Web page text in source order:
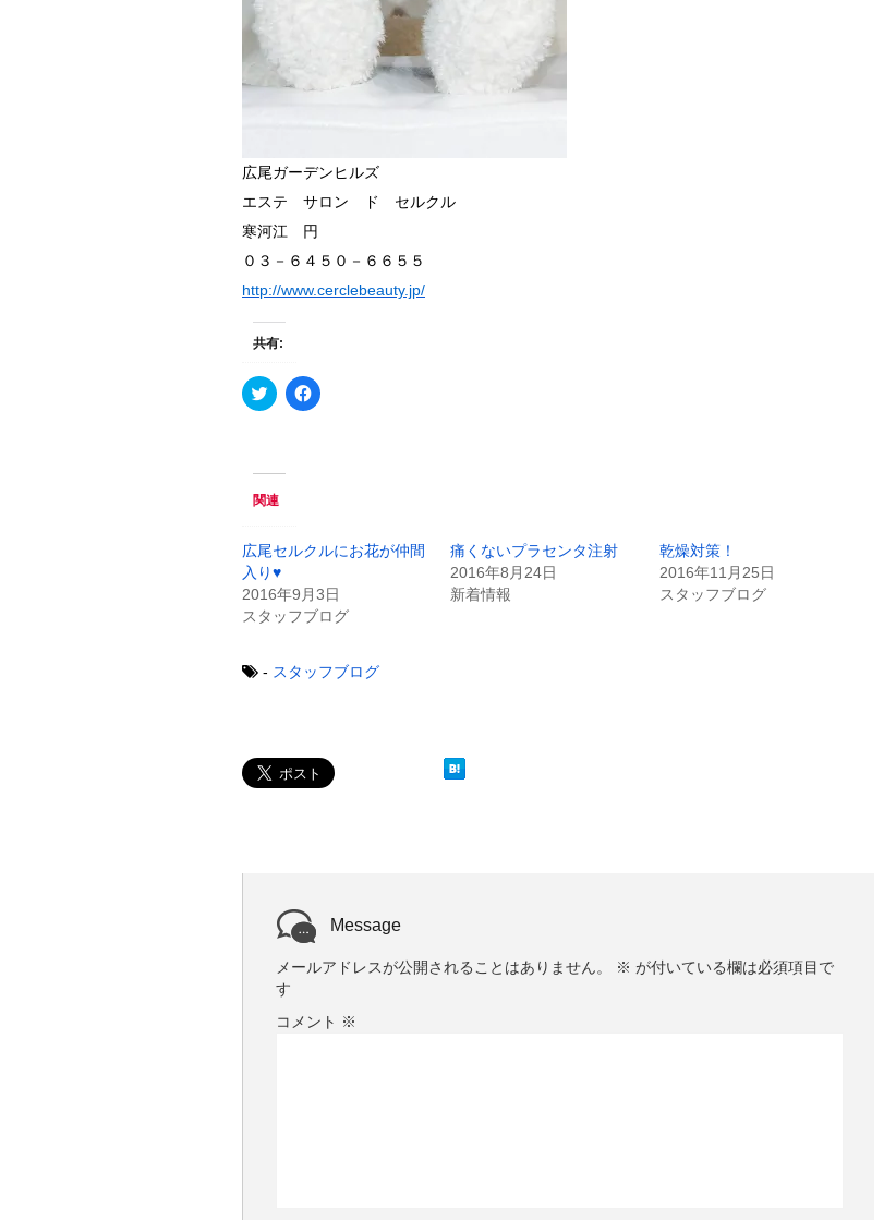
広尾ガーデンヒルズ
エステ サロン ド セルクル
寒河江 円
０３－６４５０－６６５５
http://www.cerclebeauty.jp/
共有:
ク
リ
T
w
i
e
r
で
共
有
(
ウ
開
き
ま
F
a
す
る
は
ク
リ
て
新
し
い
す
)
関連
広尾セルクルにお花が仲間
入り♥
2016年9月3日
スタッフブログ
痛くないプラセンタ注射
2016年8月24日
新着情報
乾燥対策！
2016年11月25日
スタッフブログ
- スタッフブログ
Message
メールアドレスが公開されることはありません。 ※ が付いている欄は必須項目で
す
コメント ※